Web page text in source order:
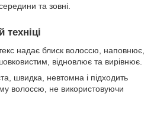
та зовні.
техніці
надає блиск волоссю, наповнює,
відновлює та вирівнює.
швидка, невтомна і підходить
волоссю, не використовуючи